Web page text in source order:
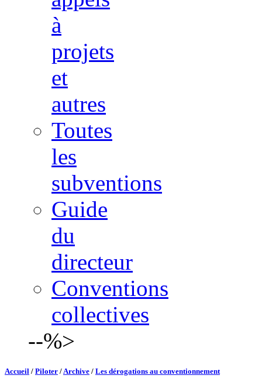
à
projets
et
autres
Toutes
les
subventions
Guide
du
directeur
Conventions
collectives
--%>
Accueil / Piloter /Archive / Les dérogations au conventionnement